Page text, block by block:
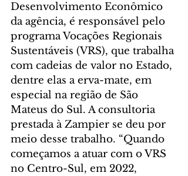
Desenvolvimento Econômico
da agência, é responsável pelo
programa Vocações Regionais
Sustentáveis (VRS), que trabalha
com cadeias de valor no Estado,
dentre elas a erva-mate, em
especial na região de São
Mateus do Sul. A consultoria
prestada à Zampier se deu por
meio desse trabalho. “Quando
começamos a atuar com o VRS
no Centro-Sul, em 2022,